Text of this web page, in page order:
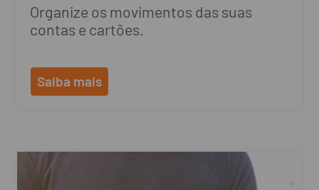
Organize os movimentos das suas
contas e cartões.
Saiba mais